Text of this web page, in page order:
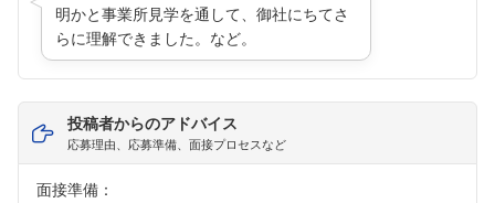
フォローしました
明かと事業所見学を通して、御社にちてさ
らに理解できました。など。
投稿者からのアドバイス
応募理由、応募準備、面接プロセスなど
面接準備：